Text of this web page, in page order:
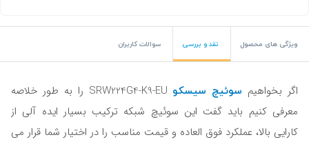
ویژگی های محصول نقد و بررسی سوالات کاربران
اگر بخواهیم سوئیچ سیسکو
SRW224G4-K9-EU را به طور خلاصه
معرفی کنیم باید گفت این سوئیچ شبکه ترکیب بسیار ایده آلی از
کارایی بالا، عملکرد فوق العاده و قیمت مناسب را در اختیار شما قرار می